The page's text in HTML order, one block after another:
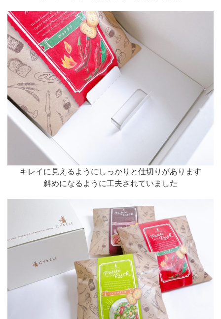
キレイに見えるようにしっかりと仕切りがあります
斜めになるように工夫されていました